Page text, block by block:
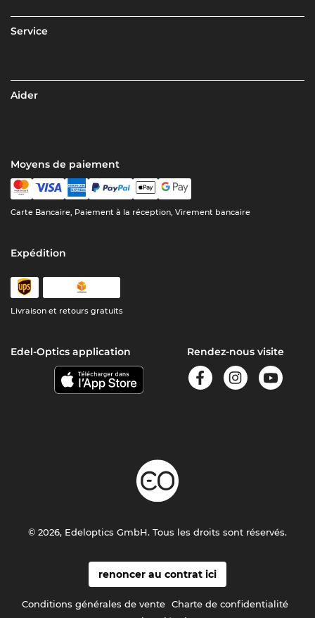
Service
Aider
Moyens de paiement
Carte Bancaire, Paiement à la réception, Virement bancaire
Expédition
Livraison et retours gratuits
Edel-Optics application Rendez-nous visite
renoncer au contrat ici
Conditions générales de vente Charte de confidentialité
© 2026, Edeloptics GmbH. Tous les droits sont réservés.